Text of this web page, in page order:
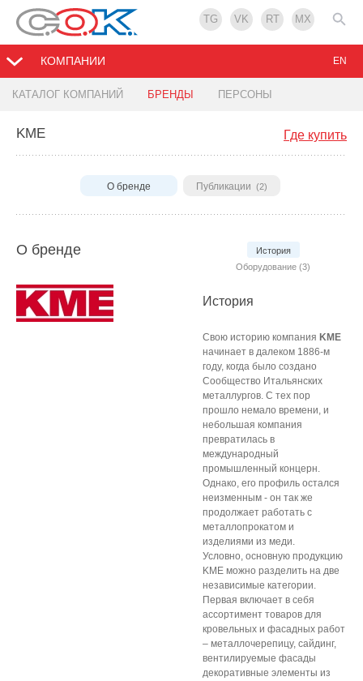
TG VK RT MX
КОМПАНИИ
КАТАЛОГ КОМПАНИЙ БРЕНДЫ ПЕРСОНЫ
EN
Где купить
KME
О бренде Публикации (2)
О бренде
История
Оборудование (3)
История
Свою историю компания KME
начинает в далеком 1886-м
году, когда было создано
Сообщество Итальянских
металлургов. С тех пор
прошло немало времени, и
небольшая компания
превратилась в
международный
промышленный концерн.
Однако, его профиль остался
неизменным - он так же
продолжает работать с
металлопрокатом и
изделиями из меди.
Условно, основную продукцию
KME можно разделить на две
независимые категории.
Первая включает в себя
ассортимент товаров для
кровельных и фасадных работ
– металлочерепицу, сайдинг,
вентилируемые фасады
декоративные элементы из